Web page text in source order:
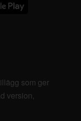
som ger
version,